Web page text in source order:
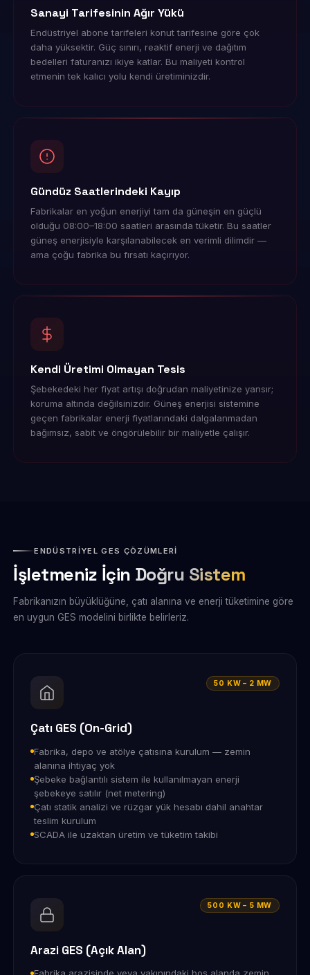
Sanayi Tarifesinin Ağır Yükü
Endüstriyel abone tarifeleri konut tarifesine göre çok
daha yüksektir. Güç sınırı, reaktif enerji ve dağıtım
bedelleri faturanızı ikiye katlar. Bu maliyeti kontrol
etmenin tek kalıcı yolu kendi üretiminizdir.
Gündüz Saatlerindeki Kayıp
Fabrikalar en yoğun enerjiyi tam da güneşin en güçlü
olduğu 08:00–18:00 saatleri arasında tüketir. Bu saatler
güneş enerjisiyle karşılanabilecek en verimli dilimdir —
ama çoğu fabrika bu fırsatı kaçırıyor.
Kendi Üretimi Olmayan Tesis
Şebekedeki her fiyat artışı doğrudan maliyetinize yansır;
koruma altında değilsinizdir. Güneş enerjisi sistemine
geçen fabrikalar enerji fiyatlarındaki dalgalanmadan
bağımsız, sabit ve öngörülebilir bir maliyetle çalışır.
ENDÜSTRİYEL GES ÇÖZÜMLERİ
İşletmeniz İçin Doğru Sistem
Fabrikanızın büyüklüğüne, çatı alanına ve enerji tüketimine göre
en uygun GES modelini birlikte belirleriz.
50 KW – 2 MW
Çatı GES (On-Grid)
Fabrika, depo ve atölye çatısına kurulum — zemin
alanına ihtiyaç yok
Şebeke bağlantılı sistem ile kullanılmayan enerji
şebekeye satılır (net metering)
Çatı statik analizi ve rüzgar yük hesabı dahil anahtar
teslim kurulum
SCADA ile uzaktan üretim ve tüketim takibi
500 KW – 5 MW
Arazi GES (Açık Alan)